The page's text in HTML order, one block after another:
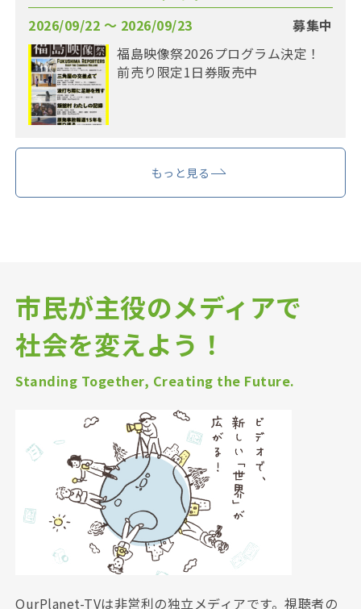
2026/09/22 〜 2026/09/23
募集中
福島映像祭2026プログラム決定！
前売り限定1日券販売中
もっと見る
市民が主役のメディアで
社会を変えよう！
Standing Together, Creating the Future.
OurPlanet-TVは非営利の独立メディアです。視聴者の